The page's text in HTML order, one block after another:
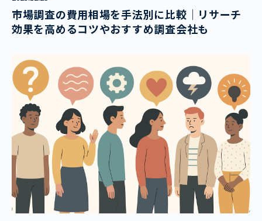
市場調査の費用相場を手法別に比較｜リサーチ
効果を高めるコツやおすすめ調査会社も